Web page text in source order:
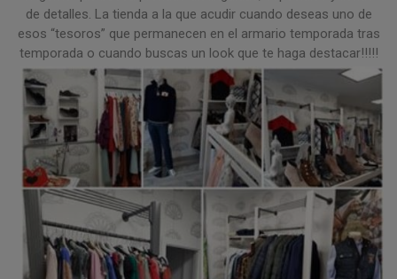
de detalles. La tienda a la que acudir cuando deseas uno de
esos “tesoros” que permanecen en el armario temporada tras
temporada o cuando buscas un look que te haga destacar!!!!!